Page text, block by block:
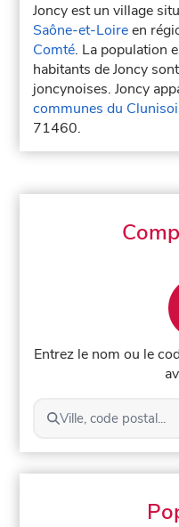
Joncy est un village
Saône-et-Loireen
Comté. La population
habitants de Joncy
joncynoises. Joncy
communes du
71460.
Entrez le nom ou le
Ville, code postal...